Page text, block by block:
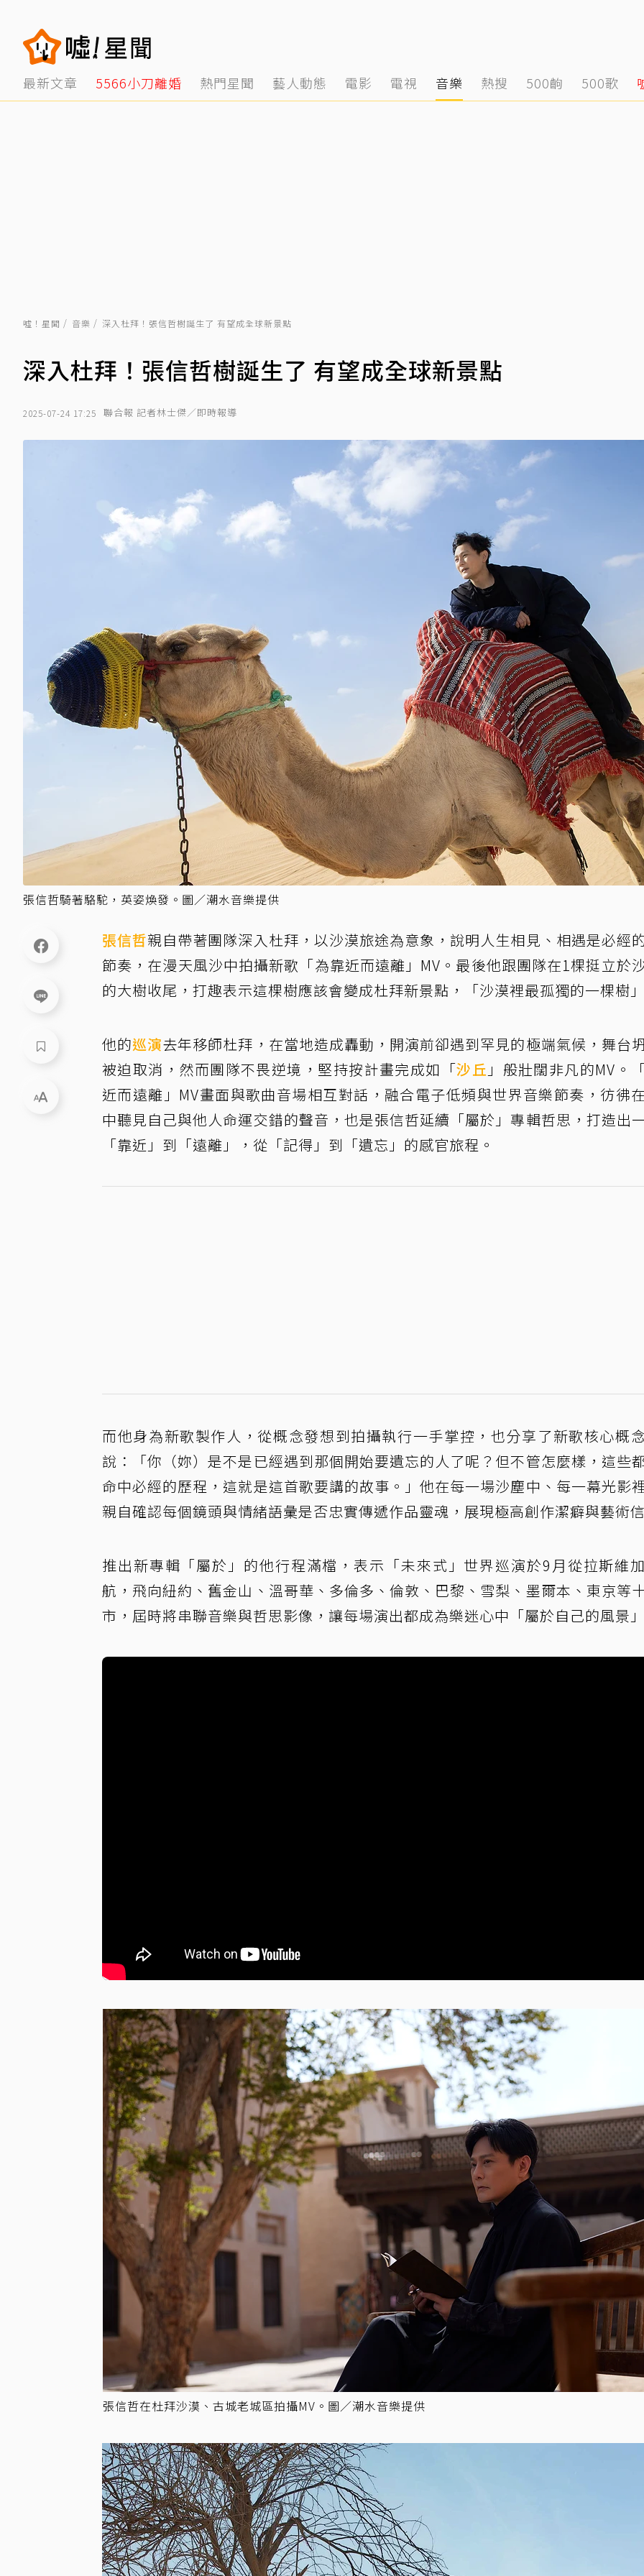
最新文章 5566小刀離婚 熱門星聞 藝人動態 電影 電視 音樂 熱搜 500齣 500歌
噓！星聞 音樂 深入杜拜！張信哲樹誕生了 有望成全球新景點
深入杜拜！張信哲樹誕生了 有望成全球新景點
2025-07-24 17:25 聯合報 記者林士傑／即時報導
張信哲騎著駱駝，英姿煥發。圖／潮水音樂提供
張信哲親自帶著團隊深入杜拜，以沙漠旅途為意象，說明人生相見、相遇是必經
節奏，在漫天風沙中拍攝新歌「為靠近而遠離」MV。最後他跟團隊在1棵挺立於
的大樹收尾，打趣表示這棵樹應該會變成杜拜新景點，「沙漠裡最孤獨的一棵樹
他的巡演去年移師杜拜，在當地造成轟動，開演前卻遇到罕見的極端氣候，舞台
被迫取消，然而團隊不畏逆境，堅持按計畫完成如「沙丘 」般壯闊非凡的MV。
近而遠離」MV畫面與歌曲音場相互對話，融合電子低頻與世界音樂節奏，彷彿
中聽見自己與他人命運交錯的聲音，也是張信哲延續「屬於」專輯哲思，打造出
「靠近」到「遠離」，從「記得」到「遺忘」的感官旅程。
而他身為新歌製作人，從概念發想到拍攝執行一手掌控，也分享了新歌核心概
說：「你（妳）是不是已經遇到那個開始要遺忘的人了呢？但不管怎麼樣，這些
命中必經的歷程，這就是這首歌要講的故事。」他在每一場沙塵中、每一幕光影
親自確認每個鏡頭與情緒語彙是否忠實傳遞作品靈魂，展現極高創作潔癖與藝術
推出新專輯「屬於」的他行程滿檔，表示「未來式」世界巡演於9月從拉斯維
航，飛向紐約、舊金山、溫哥華、多倫多、倫敦、巴黎、雪梨、墨爾本、東京等
市，屆時將串聯音樂與哲思影像，讓每場演出都成為樂迷心中「屬於自己的風景
張信哲在杜拜沙漠、古城老城區拍攝MV。圖／潮水音樂提供